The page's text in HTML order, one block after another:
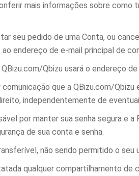
mais informações sobre
seu pedido de uma Conta, ou
endereço de e-mail principal de
Qbizu usará o endereço
que a QBizu.com/
independentemente de
por manter sua senha segura e
de sua conta e senha.
não sendo permitido o
qualquer compartilhamento